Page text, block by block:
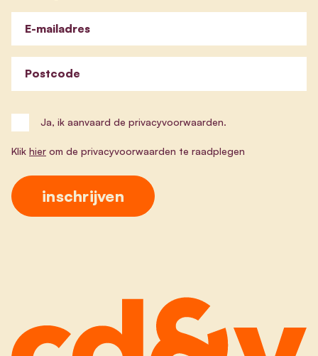
E-mailadres
Postcode
Ja, ik aanvaard de privacyvoorwaarden.
Klik hier om de privacyvoorwaarden te raadplegen